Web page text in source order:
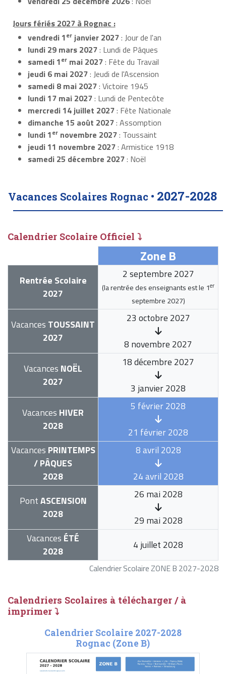
Jours fériés 2027 à Rognac :
vendredi 1er janvier 2027: Jour de l'an
lundi 29 mars 2027: Lundi de Pâques
samedi 1er mai 2027: Fête du Travail
jeudi 6 mai 2027: Jeudi de l'Ascension
samedi 8 mai 2027: Victoire 1945
lundi 17 mai 2027: Lundi de Pentecôte
mercredi 14 juillet 2027: Fête Nationale
dimanche 15 août 2027: Assomption
lundi 1er novembre 2027: Toussaint
jeudi 11 novembre 2027: Armistice 1918
samedi 25 décembre 2027: Noël
Vacances Scolaires Rognac • 2027-2028
Calendrier Scolaire Officiel ⤵
Calendrier Scolaire ZONE B 2027-2028
Zone B
Rentrée Scolaire
2027
2 septembre 2027
(la rentrée des enseignants est le 1er
septembre 2027)
Vacances TOUSSAINT
2027
23 octobre 2027
8 novembre 2027
Vacances NOËL
2027
18 décembre 2027
3 janvier 2028
Vacances HIVER
2028
5 février 2028
21 février 2028
Vacances PRINTEMPS
/ PÂQUES
2028
8 avril 2028
24 avril 2028
PontASCENSION
2028
26 mai 2028
29 mai 2028
Vacances ÉTÉ
2028
4 juillet 2028
Calendriers Scolaires à télécharger / à
imprimer ⤵
Calendrier Scolaire 2027-2028
Rognac (Zone B)